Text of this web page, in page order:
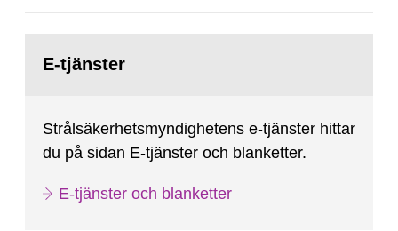
sida:E-tjänster
Strålsäkerhetsmyndighetens e-tjänster hittar
du på sidan E-tjänster och blanketter.
E-tjänster och blanketter